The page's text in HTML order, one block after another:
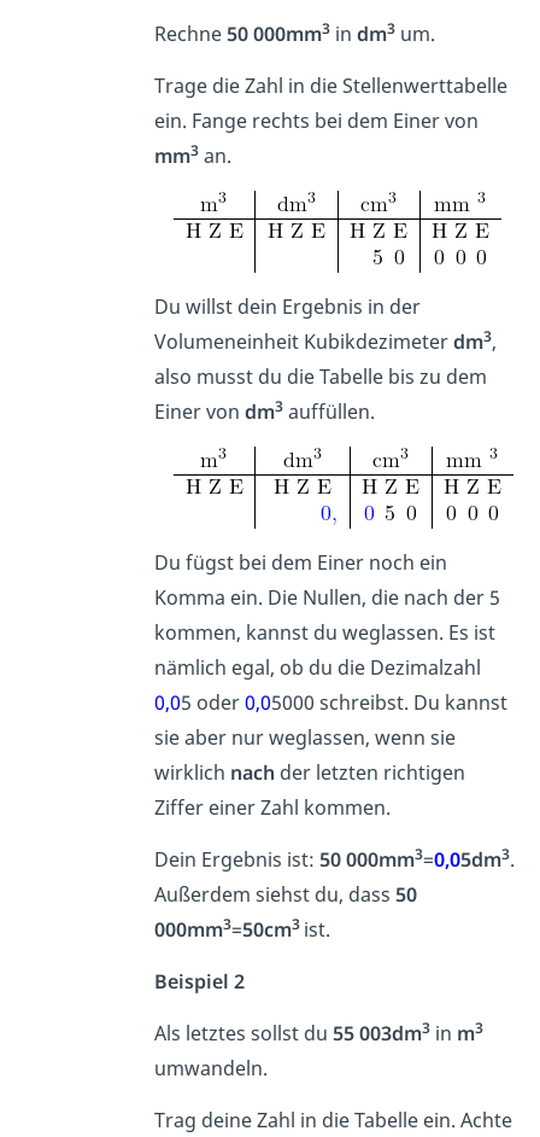
Rechne50 000mm3 in dm3 um.
Trage die Zahl in die Stellenwerttabelle
ein. Fange rechts bei dem Einer von
mm3 an.
Du willst dein Ergebnis in der
Volumeneinheit Kubikdezimeterdm3,
also musst du die Tabelle bis zu dem
Einer vondm3 auffüllen.
Du fügst bei dem Einer noch ein
Komma ein. Die Nullen, die nach der 5
kommen, kannst du weglassen. Es ist
nämlich egal, ob du die Dezimalzahl
0,05 oder0,05000 schreibst. Du kannst
sie aber nur weglassen, wenn sie
wirklich nach der letzten richtigen
Ziffer einer Zahl kommen.
Dein Ergebnis ist:50 000mm3=0,05dm3.
Außerdem siehst du, dass50
000mm3=50cm3 ist.
Beispiel 2
Als letztes sollst du 55 003dm3 in m3
umwandeln.
Trag deine Zahl in die Tabelle ein. Achte